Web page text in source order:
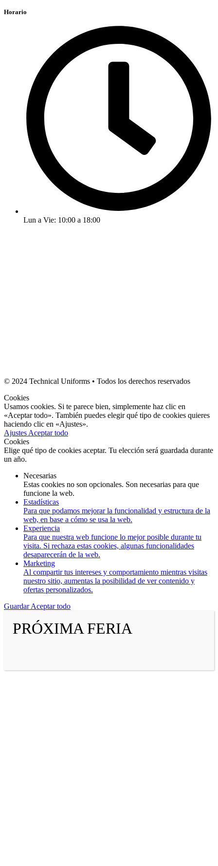
Horario
Lun a Vie: 10:00 a 18:00
© 2024 Technical Uniforms • Todos los derechos reservados
Cookies
Usamos cookies. Si te parece bien, simplemente haz clic en
«Aceptar todo». También puedes elegir qué tipo de cookies quieres
haciendo clic en «Ajustes».
Ajustes Aceptar todo
Cookies
Elige qué tipo de cookies aceptar. Tu elección será guardada durante
un año.
Necesarias
Estas cookies no son opcionales. Son necesarias para que
funcione la web.
Estadísticas
Para que podamos mejorar la funcionalidad y estructura de la
web, en base a cómo se usa la web.
Experiencia
Para que nuestra web funcione lo mejor posible durante tu
visita. Si rechaza estas cookies, algunas funcionalidades
desaparecerán de la web.
Marketing
Al compartir tus intereses y comportamiento mientras visitas
nuestro sitio, aumentas la posibilidad de ver contenido y
ofertas personalizados.
GuardarAceptar todo
PRÓXIMA FERIA